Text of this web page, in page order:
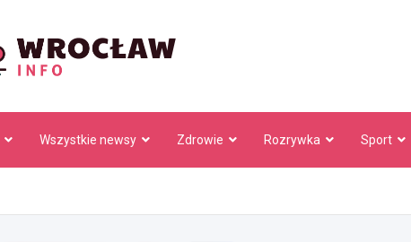
Wszystkie newsy Zdrowie Rozrywka Sport